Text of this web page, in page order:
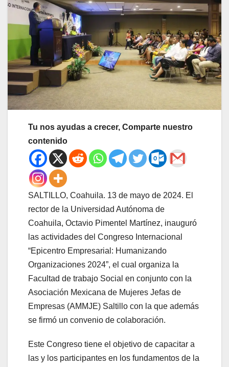
Tu nos ayudas a crecer, Comparte nuestro
contenido
SALTILLO, Coahuila. 13 de mayo de 2024. El
rector de la Universidad Autónoma de
Coahuila, Octavio Pimentel Martínez, inauguró
las actividades del Congreso Internacional
“Epicentro Empresarial: Humanizando
Organizaciones 2024”, el cual organiza la
Facultad de trabajo Social en conjunto con la
Asociación Mexicana de Mujeres Jefas de
Empresas (AMMJE) Saltillo con la que además
se firmó un convenio de colaboración.
Este Congreso tiene el objetivo de capacitar a
las y los participantes en los fundamentos de la